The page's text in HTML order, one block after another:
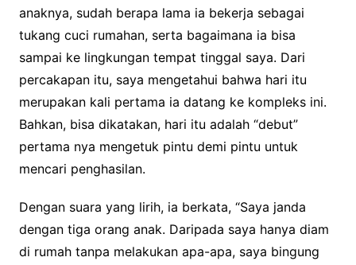
anaknya, sudah berapa lama ia bekerja sebagai
tukang cuci rumahan, serta bagaimana ia bisa
sampai ke lingkungan tempat tinggal saya. Dari
percakapan itu, saya mengetahui bahwa hari itu
merupakan kali pertama ia datang ke kompleks ini.
Bahkan, bisa dikatakan, hari itu adalah “debut”
pertama nya mengetuk pintu demi pintu untuk
mencari penghasilan.
Dengan suara yang lirih, ia berkata, “Saya janda
dengan tiga orang anak. Daripada saya hanya diam
di rumah tanpa melakukan apa-apa, saya bingung